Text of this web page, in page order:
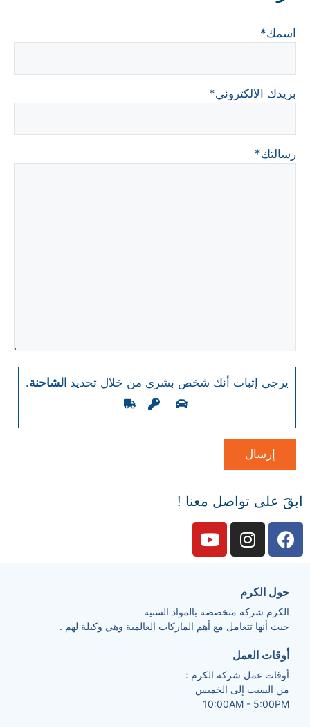
اسمك*
بريدك الالكتروني*
رسالتك*
يرجى إثبات أنك شخص بشري من خلال تحديد الشاحنة.
ابقَ على تواصل معنا !
حول الكرم
الكرم شركة متخصصة بالمواد السنية
حيث أنها تتعامل مع أهم الماركات العالمية وهي وكيلة لهم .
أوقات العمل
أوقات عمل شركة الكرم :
من السبت إلى الخميس
10:00AM - 5:00PM